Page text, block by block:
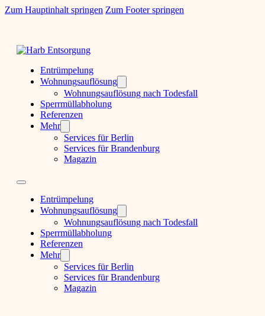
Zum Hauptinhalt springen Zum Footer springen
Entrümpelung
Wohnungsauflösung
Wohnungsauflösung nach Todesfall
Sperrmüllabholung
Referenzen
Mehr
Services für Berlin
Services für Brandenburg
Magazin
Entrümpelung
Wohnungsauflösung
Wohnungsauflösung nach Todesfall
Sperrmüllabholung
Referenzen
Mehr
Services für Berlin
Services für Brandenburg
Magazin